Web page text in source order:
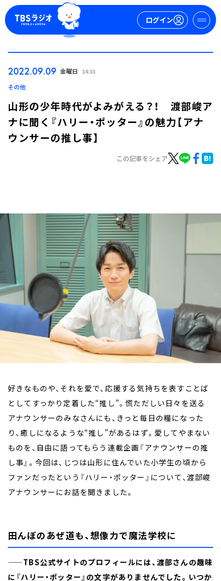
ログイン
TBS Podcast
お知らせ
イベント・グッズ
YouTube
会社情報
2022.09.09 金曜日 14:33
その他
山形の少年時代がよみがえる？！ 渡部峻ア
ナに聞く『ハリー・ポッター』の魅力【アナ
ウンサーの推し事】
この記事をシェア
好きなものや、それを愛で、応援する気持ちを表すことば
としてすっかり定着した“推し”。慌ただしい日々を送る
アナウンサーのみなさんにも、きっと毎日の糧になった
り、癒しになるような“推し”があるはず。愛してやまない
ものを、自由に語ってもらう連載企画『アナウンサーの推
し事』。今回は、じつは山形に住んでいた小学生の頃から
ファンだったという『ハリー・ポッター』について、渡部峻
アナウンサーにお話を聞きました。
田んぼのあぜ道も、想像力で魔法学校に
——TBS公式サイトのプロフィールには、渡部さんの趣味
に『ハリー・ポッター』の文字がありませんでした。いつか